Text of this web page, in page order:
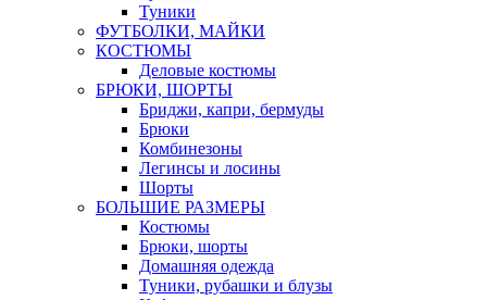
Туники
ФУТБОЛКИ, МАЙКИ
КОСТЮМЫ
Деловые костюмы
БРЮКИ, ШОРТЫ
Бриджи, капри, бермуды
Брюки
Комбинезоны
Легинсы и лосины
Шорты
БОЛЬШИЕ РАЗМЕРЫ
Костюмы
Брюки, шорты
Домашняя одежда
Туники, рубашки и блузы